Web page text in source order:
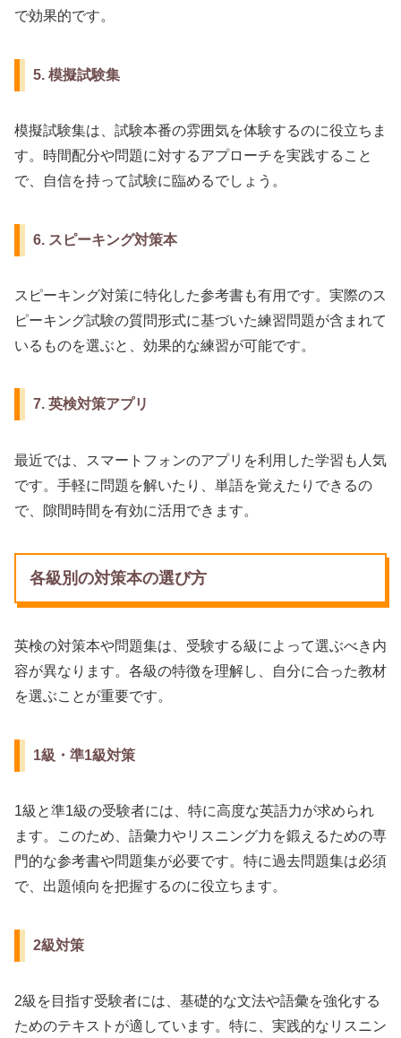
で効果的です。
5. 模擬試験集
模擬試験集は、試験本番の雰囲気を体験するのに役立ちま
す。時間配分や問題に対するアプローチを実践すること
で、自信を持って試験に臨めるでしょう。
6. スピーキング対策本
スピーキング対策に特化した参考書も有用です。実際のス
ピーキング試験の質問形式に基づいた練習問題が含まれて
いるものを選ぶと、効果的な練習が可能です。
7. 英検対策アプリ
最近では、スマートフォンのアプリを利用した学習も人気
です。手軽に問題を解いたり、単語を覚えたりできるの
で、隙間時間を有効に活用できます。
各級別の対策本の選び方
英検の対策本や問題集は、受験する級によって選ぶべき内
容が異なります。各級の特徴を理解し、自分に合った教材
を選ぶことが重要です。
1級・準1級対策
1級と準1級の受験者には、特に高度な英語力が求められ
ます。このため、語彙力やリスニング力を鍛えるための専
門的な参考書や問題集が必要です。特に過去問題集は必須
で、出題傾向を把握するのに役立ちます。
2級対策
2級を目指す受験者には、基礎的な文法や語彙を強化する
ためのテキストが適しています。特に、実践的なリスニン